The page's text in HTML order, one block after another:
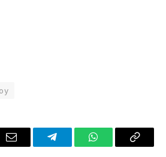
Email TelegramWhatsAppCopy